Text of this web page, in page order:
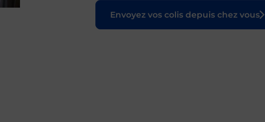
Envoyez vos colis depuis chez vous
Le lien s'ouvre dans un nouvel onglet